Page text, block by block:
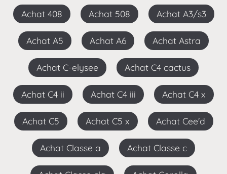
Achat 408 Achat 508 Achat A3/s3
Achat A5 Achat A6 Achat Astra
Achat C-elysee Achat C4 cactus
Achat C4 ii Achat C4 iii Achat C4 x
Achat C5 Achat C5 x Achat Cee'd
Achat Classe a Achat Classe c